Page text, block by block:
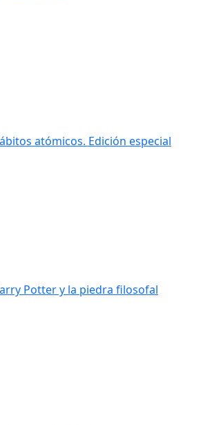
atómicos. Edición especial
Potter y la piedra filosofal